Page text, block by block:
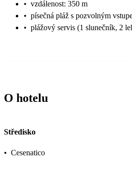
• vzdálenost: 350 m
• písečná pláž s pozvolným
• plážový servis (1 slunečník, 2
O hotelu
Středisko
• Cesenatico